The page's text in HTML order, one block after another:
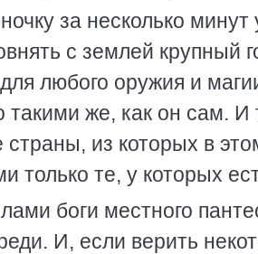
за несколько
с землей крупный
любого оружия и
такими же, как он сам. И
страны, из которых в
только те, у которых
боги местного
И, если верить